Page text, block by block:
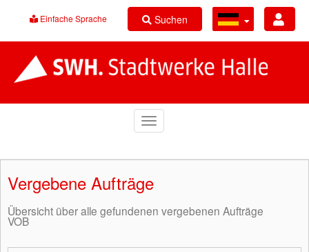
Einfache Sprache Suchen
Vergebene Aufträge
Übersicht über alle gefundenen vergebenen Aufträge
VOB